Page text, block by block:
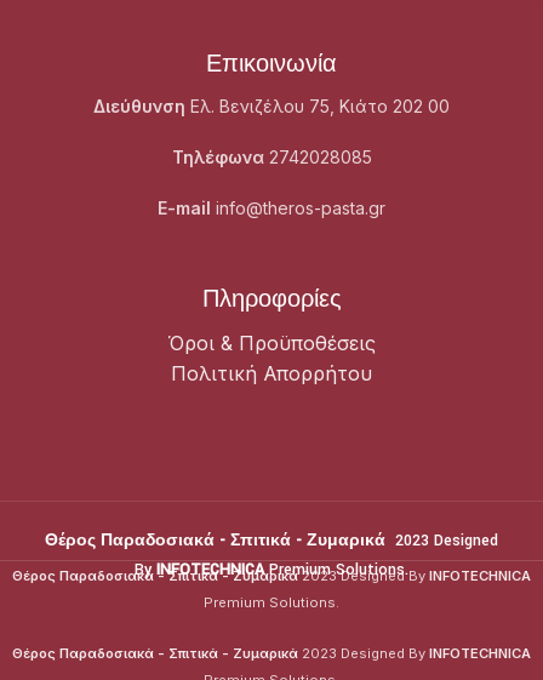
Επικοινωνία
Διεύθυνση Ελ. Βενιζέλου 75, Κιάτο 202 00
Τηλέφωνα 2742028085
E-mail info@theros-pasta.gr
Πληροφορίες
Όροι & Προϋποθέσεις
Πολιτική Απορρήτου
Θέρος Παραδοσιακά - Σπιτικά - Ζυμαρικά 2023 Designed
ByINFOTECHNICAPremium Solutions.
Θέρος Παραδοσιακά - Σπιτικά - Ζυμαρικά 2023 Designed By INFOTECHNICA
Premium Solutions.
Θέρος Παραδοσιακά - Σπιτικά - Ζυμαρικά 2023 Designed By INFOTECHNICA